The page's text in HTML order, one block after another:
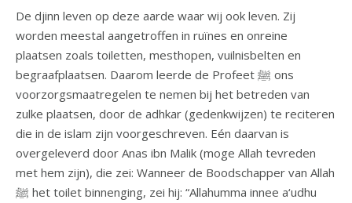
De djinn leven op deze aarde waar wij ook leven. Zij
worden meestal aangetroffen in ruïnes en onreine
plaatsen zoals toiletten, mesthopen, vuilnisbelten en
begraafplaatsen. Daarom leerde de Profeet ﷺ ons
voorzorgsmaatregelen te nemen bij het betreden van
zulke plaatsen, door de adhkar (gedenkwijzen) te reciteren
die in de islam zijn voorgeschreven. Eén daarvan is
overgeleverd door Anas ibn Malik (moge Allah tevreden
met hem zijn), die zei: Wanneer de Boodschapper van Allah
ﷺ het toilet binnenging, zei hij: “Allahumma innee a‘udhu